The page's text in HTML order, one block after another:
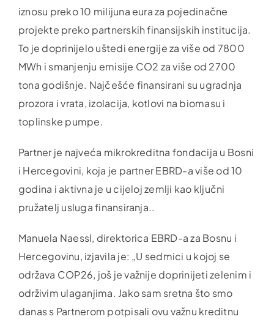
iznosu preko 10 milijuna eura za pojedinačne
projekte preko partnerskih finansijskih institucija.
To je doprinijelo uštedi energije za više od 7800
MWh i smanjenju emisije CO2 za više od 2700
tona godišnje. Najčešće finansirani su ugradnja
prozora i vrata, izolacija, kotlovi na biomasu i
toplinske pumpe.
Partner je najveća mikrokreditna fondacija u Bosni
i Hercegovini, koja je partner EBRD-a više od 10
godina i aktivna je u cijeloj zemlji kao ključni
pružatelj usluga finansiranja..
Manuela Naessl, direktorica EBRD-a za Bosnu i
Hercegovinu, izjavila je: „U sedmici u kojoj se
održava COP26, još je važnije doprinijeti zelenim i
održivim ulaganjima. Jako sam sretna što smo
danas s Partnerom potpisali ovu važnu kreditnu